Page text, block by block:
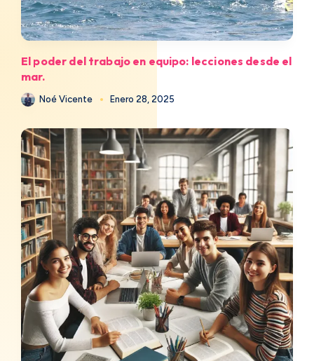
El poder del trabajo en equipo: lecciones desde el
mar.
Noé Vicente Enero 28, 2025